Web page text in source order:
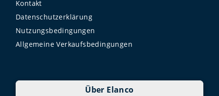
Kontakt
Datenschutzerklärung
Nutzungsbedingungen
Allgemeine Verkaufsbedingungen
Über Elanco